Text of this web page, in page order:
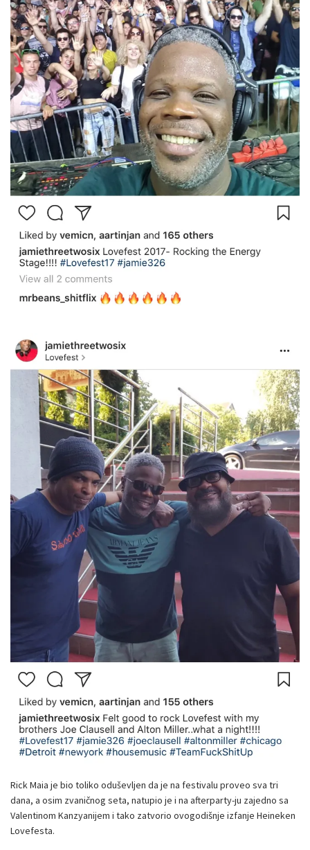
Rick Maia je bio toliko oduševljen da je na festivalu proveo sva tri
dana, a osim zvaničnog seta, natupio je i na afterparty-ju zajedno sa
Valentinom Kanzyanijem i tako zatvorio ovogodišnje izfanje Heineken
Lovefesta.